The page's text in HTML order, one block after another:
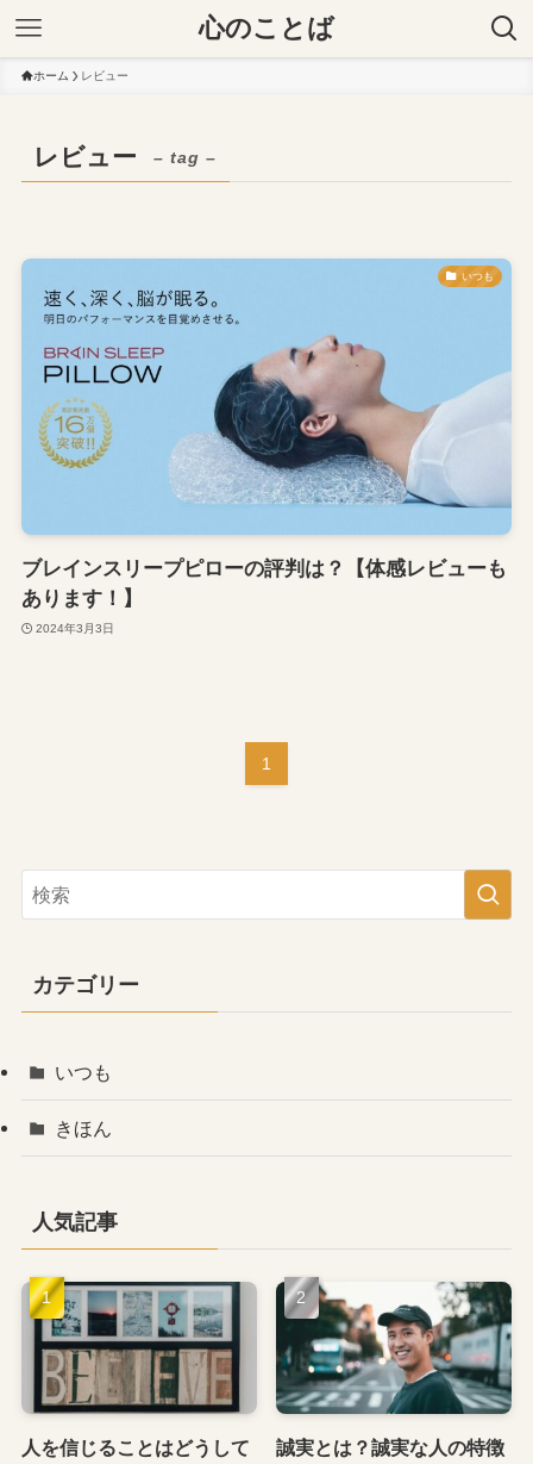
心のことば
ホーム レビュー
レビュー – tag –
いつも
ブレインスリープピローの評判は？【体感レビューも
あります！】
2024年3月3日
1
カテゴリー
いつも
きほん
人気記事
人を信じることはどうして
誠実とは？誠実な人の特徴